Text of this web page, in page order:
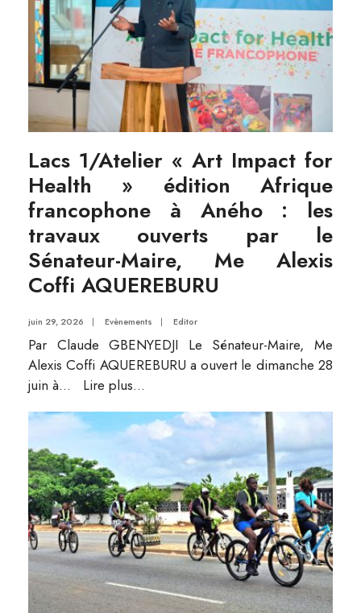
Lacs 1/Atelier « Art Impact for
Health » édition Afrique
francophone à Aného : les
travaux ouverts par le
Sénateur-Maire, Me Alexis
Coffi AQUEREBURU
juin 29, 2026 | Evènements | Editor
Par Claude GBENYEDJI Le Sénateur-Maire, Me
Alexis Coffi AQUEREBURU a ouvert le dimanche 28
juin à... Lire plus...